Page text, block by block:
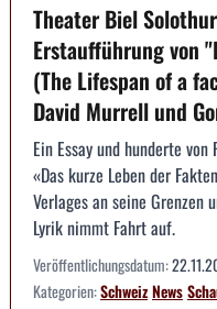
Theater Biel
Erstaufführung von
(The Lifespan of a
David Murrell und
Ein Essay und hunderte
«Das kurze Leben der
Verlages an seine Grenzen
Lyrik nimmt Fahrt auf.
Veröffentlichungsdatum:
Kategorien:SchweizNews